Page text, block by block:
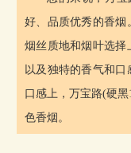
好、品质优秀的香烟
烟丝质地和烟叶选择
以及独特的香气和
口感上，万宝路(硬
色香烟。